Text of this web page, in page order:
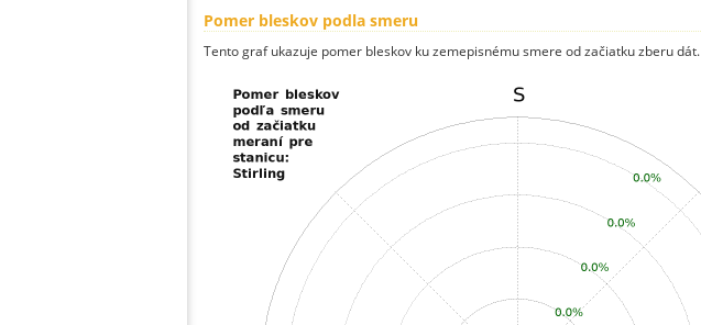
Pomer bleskov podla smeru
Tento graf ukazuje pomer bleskov ku zemepisnému smere od začiatku zberu dát.